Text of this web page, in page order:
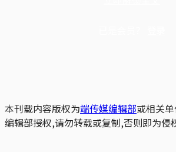
本刊载内容版权为端传媒编辑部或相关
编辑部授权,请勿转载或复制,否则即为侵